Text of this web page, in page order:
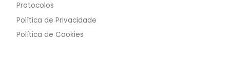
Protocolos
Política de Privacidade
Política de Cookies